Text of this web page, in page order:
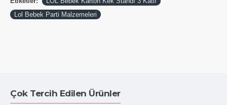
Lol Bebek Parti Malzemeleri
Çok Tercih Edilen Ürünler